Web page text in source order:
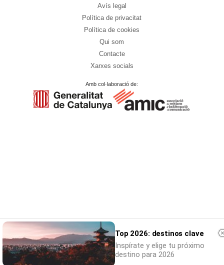
Avís legal
Política de privacitat
Política de cookies
Qui som
Contacte
Xarxes socials
Amb col·laboració de:
Top 2026: destinos clave
Inspírate y elige tu próximo
destino para 2026